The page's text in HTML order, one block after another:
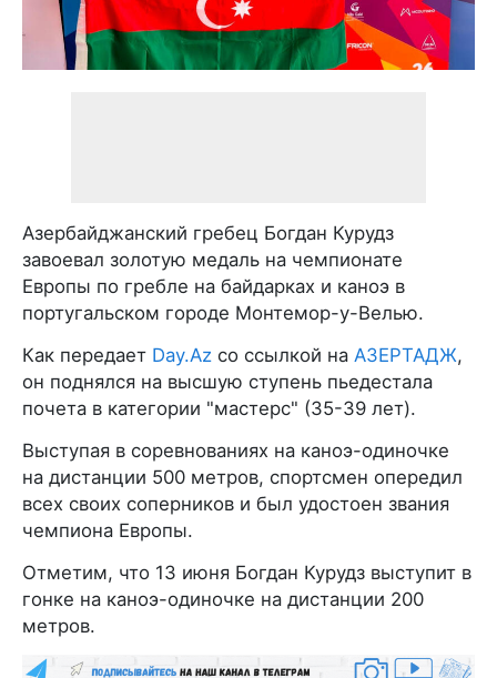
Азербайджанский гребец Богдан Курудз
завоевал золотую медаль на чемпионате
Европы по гребле на байдарках и каноэ в
португальском городе Монтемор-у-Велью.
Как передает Day.Az со ссылкой на АЗЕРТАДЖ,
он поднялся на высшую ступень пьедестала
почета в категории "мастерс" (35-39 лет).
Выступая в соревнованиях на каноэ-одиночке
на дистанции 500 метров, спортсмен опередил
всех своих соперников и был удостоен звания
чемпиона Европы.
Отметим, что 13 июня Богдан Курудз выступит в
гонке на каноэ-одиночке на дистанции 200
метров.